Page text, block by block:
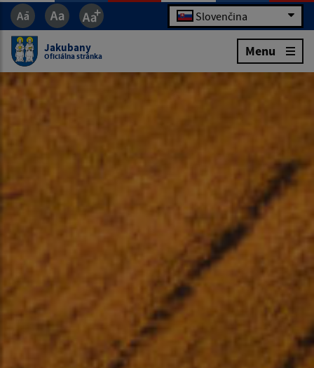
Slovenčina
Jakubany
Oficiálna stránka Menu